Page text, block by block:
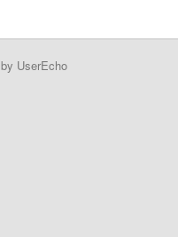
by UserEcho